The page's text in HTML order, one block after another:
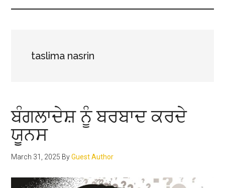
taslima nasrin
ਬੰਗਲਾਦੇਸ਼ ਨੂੰ ਬਰਬਾਦ ਕਰਦੇ
ਯੂਨਸ
March 31, 2025 ByGuest Author